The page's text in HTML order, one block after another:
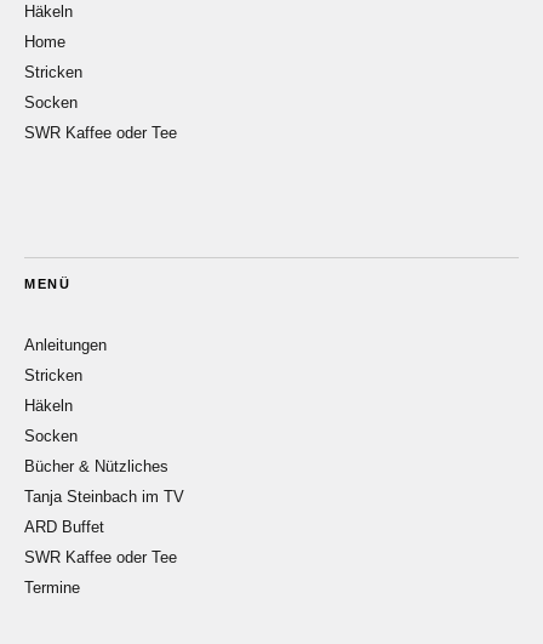
Häkeln
Home
Stricken
Socken
SWR Kaffee oder Tee
MENÜ
Anleitungen
Stricken
Häkeln
Socken
Bücher & Nützliches
Tanja Steinbach im TV
ARD Buffet
SWR Kaffee oder Tee
Termine